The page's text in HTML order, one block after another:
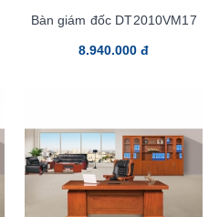
Bàn giám đốc DT2010VM17
8.940.000 đ